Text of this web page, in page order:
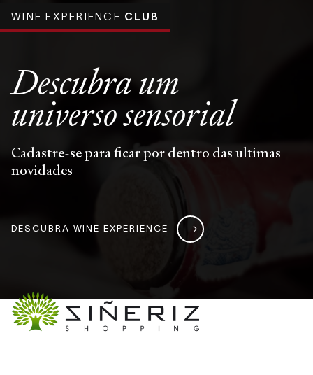
WINE EXPERIENCE CLUB
Descubra um
universosensorial
Cadastre-se para ficar por dentro das ultimas
novidades
DESCUBRA WINE EXPERIENCE